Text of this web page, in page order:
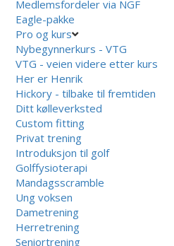
Medlemsfordeler via NGF
Eagle-pakke
Pro og kurs
Nybegynnerkurs - VTG
VTG - veien videre etter kurs
Her er Henrik
Hickory - tilbake til fremtiden
Ditt kølleverksted
Custom fitting
Privat trening
Introduksjon til golf
Golffysioterapi
Mandagsscramble
Ung voksen
Dametrening
Herretrening
Seniortrening